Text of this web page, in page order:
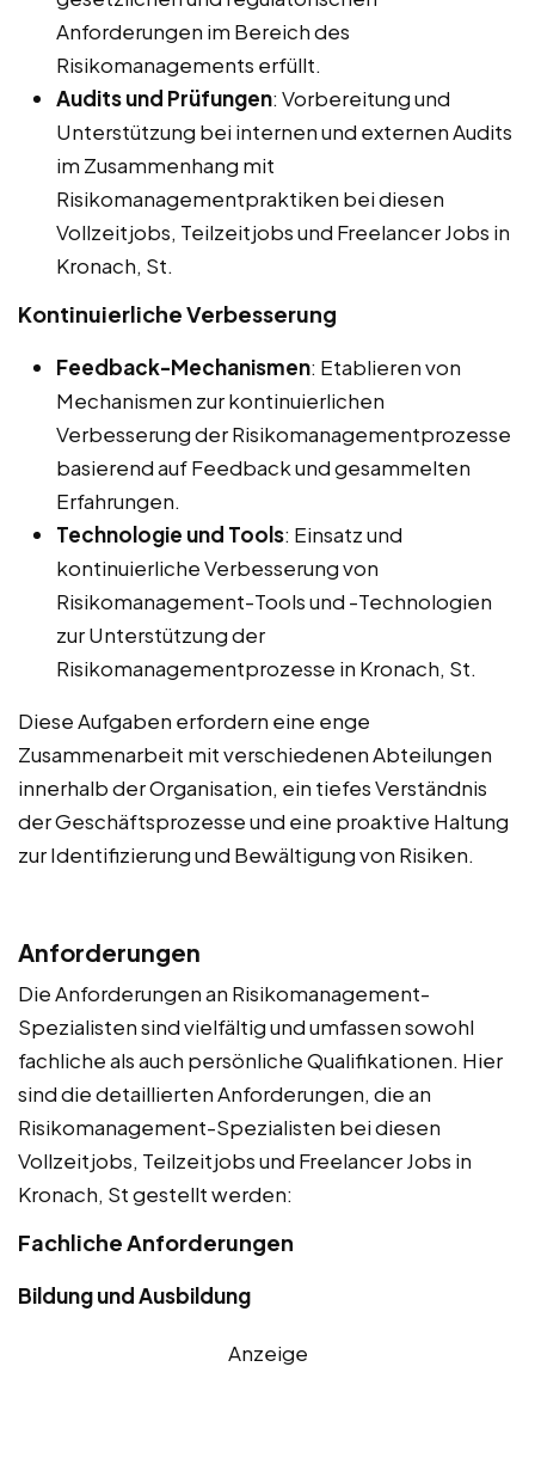
Anforderungen im Bereich des
Risikomanagements erfüllt.
Audits und Prüfungen: Vorbereitung und
Unterstützung bei internen und externen Audits
im Zusammenhang mit
Risikomanagementpraktiken bei diesen
Vollzeitjobs, Teilzeitjobs und Freelancer Jobs in
Kronach, St.
Kontinuierliche Verbesserung
Feedback-Mechanismen: Etablieren von
Mechanismen zur kontinuierlichen
Verbesserung der Risikomanagementprozesse
basierend auf Feedback und gesammelten
Erfahrungen.
Technologie und Tools: Einsatz und
kontinuierliche Verbesserung von
Risikomanagement-Tools und -Technologien
zur Unterstützung der
Risikomanagementprozesse in Kronach, St.
Diese Aufgaben erfordern eine enge
Zusammenarbeit mit verschiedenen Abteilungen
innerhalb der Organisation, ein tiefes Verständnis
der Geschäftsprozesse und eine proaktive Haltung
zur Identifizierung und Bewältigung von Risiken.
Anforderungen
Die Anforderungen an Risikomanagement-
Spezialisten sind vielfältig und umfassen sowohl
fachliche als auch persönliche Qualifikationen. Hier
sind die detaillierten Anforderungen, die an
Risikomanagement-Spezialisten bei diesen
Vollzeitjobs, Teilzeitjobs und Freelancer Jobs in
Kronach, St gestellt werden:
Fachliche Anforderungen
Bildung und Ausbildung
Anzeige